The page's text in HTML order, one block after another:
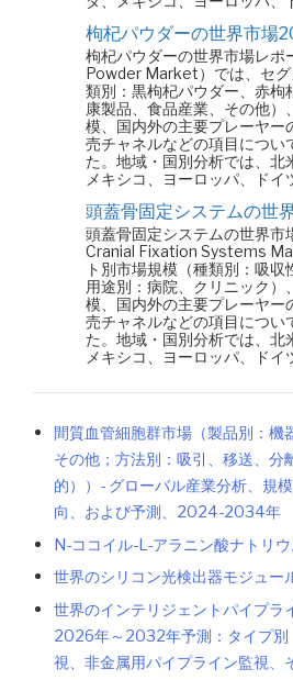
枸杞パウダーの世界市場
枸杞パウダーの世界市場レポ
Powder Market）では、セ
類別：黒枸杞パウダー、赤枸
康製品、食品産業、その他）
模、国内外の主要プレーヤー
売チャネルなどの項目につい
た。地域・国別分析では、北
メキシコ、ヨーロッパ、ド
頭蓋骨固定システムの世
頭蓋骨固定システムの世界市
Cranial Fixation Systems
ト別市場規模（種類別：吸収
用途別：病院、クリニック）
模、国内外の主要プレーヤー
売チャネルなどの項目につい
た。地域・国別分析では、北
メキシコ、ヨーロッパ、ドイ
間質血管細胞群市場（製品別：機
その他；方法別：吸引、移送、分
的））- グローバル産業分析、規
向、および予測、2024-2034年
N-ココイル-L-アラニン酸ナトリ
世界のシリコン光検出器モジュ
世界のインテリジェントパイプラ
2026年～2032年予測：タイプ別
視、非金属用パイプライン監視、